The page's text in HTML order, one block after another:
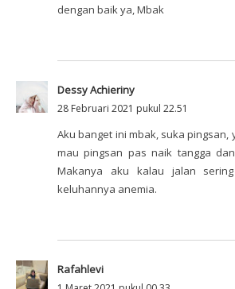
dengan baik ya, Mbak
Dessy Achieriny
28 Februari 2021 pukul 22.51
Aku banget ini mbak, suka pingsan,
mau pingsan pas naik tangga
Makanya aku kalau jalan
keluhannya anemia.
Rafahlevi